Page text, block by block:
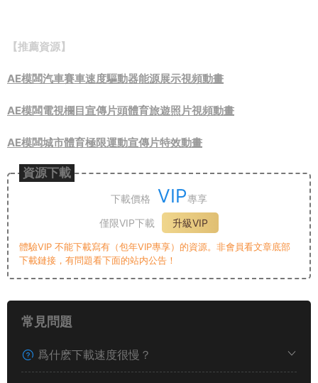
【推薦資源】
AE模闆汽車賽車速度驅動器能源展示視頻動畫
AE模闆電視欄目宣傳片頭體育旅遊照片視頻動畫
AE模闆城市體育極限運動宣傳片特效動畫
資源下載
下載價格 VIP專享
僅限VIP下載
升級VIP
體驗VIP 不能下載寫有（包年VIP專享）的資源。非會員看文章底部
下載鏈接，有問題看下面的站内公告！
常見問題
爲什麽下載速度很慢？